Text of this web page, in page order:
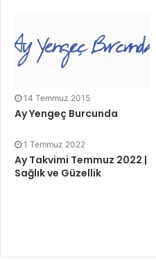
14 Temmuz 2015
Ay Yengeç Burcunda
1 Temmuz 2022
Ay Takvimi Temmuz 2022 |
Sağlık ve Güzellik